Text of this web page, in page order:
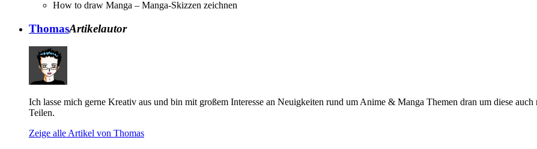
How to draw Manga – Manga-Skizzen zeichnen
ThomasArtikelautor
Ich lasse mich gerne Kreativ aus und bin mit großem Interesse an Neuigkeiten rund um Anime & Manga Themen dran um diese
Teilen.
Zeige alle Artikel von Thomas